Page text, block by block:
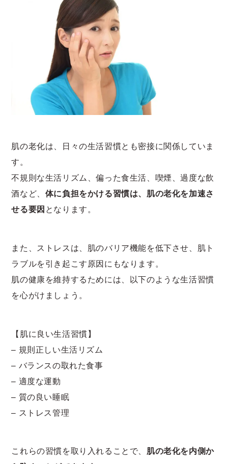
肌の老化は、日々の生活習慣とも密接に関係していま
す。
不規則な生活リズム、偏った食生活、喫煙、過度な飲
酒など、 体に負担をかける習慣は、肌の老化を加速さ
せる要因となります。
また、ストレスは、肌のバリア機能を低下させ、肌ト
ラブルを引き起こす原因にもなります。
肌の健康を維持するためには、以下のような生活習慣
を心がけましょう。
【肌に良い生活習慣】
– 規則正しい生活リズム
– バランスの取れた食事
– 適度な運動
– 質の良い睡眠
– ストレス管理
これらの習慣を取り入れることで、 肌の老化を内側か